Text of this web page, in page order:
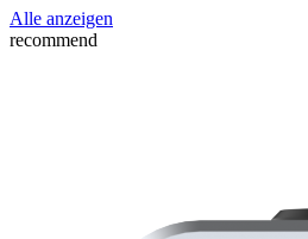
Alle anzeigen
recommend